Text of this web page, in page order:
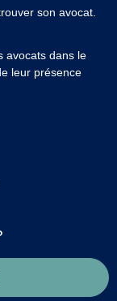
son avocat.
avocats dans le
leur présence